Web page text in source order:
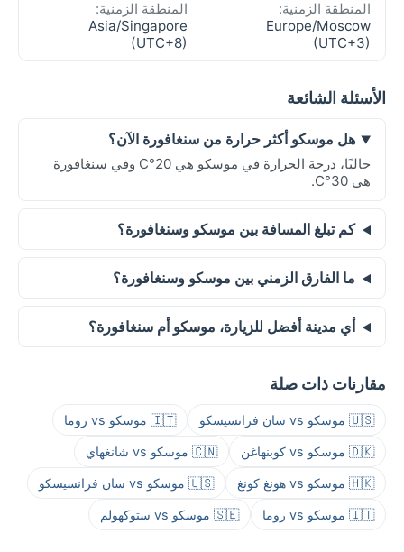
المنطقة الزمنية:
Europe/Moscow
(UTC+3)
المنطقة الزمنية:
Asia/Singapore
(UTC+8)
الأسئلة الشائعة
هل موسكو أكثر حرارة من سنغافورة الآن؟
حاليًا، درجة الحرارة في موسكو هي 20°C وفي سنغافورة
هي 30°C.
كم تبلغ المسافة بين موسكو وسنغافورة؟
ما الفارق الزمني بين موسكو وسنغافورة؟
أي مدينة أفضل للزيارة، موسكو أم سنغافورة؟
مقارنات ذات صلة
🇺🇸 موسكو vs سان فرانسيسكو 🇮🇹 موسكو vs روما
🇩🇰 موسكو vs كوبنهاغن 🇨🇳 موسكو vs شانغهاي
🇭🇰 موسكو vs هونغ كونغ 🇺🇸 موسكو vs سان فرانسيسكو
🇮🇹 موسكو vs روما 🇸🇪 موسكو vs ستوكهولم